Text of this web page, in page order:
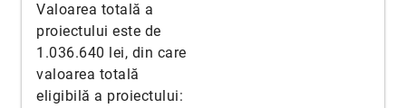
Valoarea totală a
proiectului este de
1.036.640 lei, din care
valoarea totală
eligibilă a proiectului: